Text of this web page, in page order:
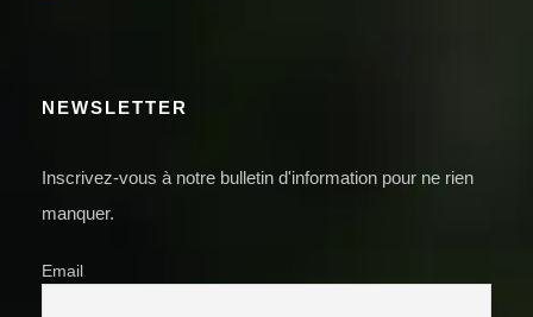
NEWSLETTER
Inscrivez-vous à notre bulletin d'information pour ne rien
manquer.
Email